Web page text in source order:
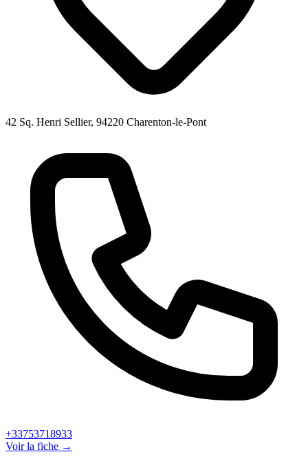
42 Sq. Henri Sellier, 94220 Charenton-le-Pont
+33753718933
Voir la fiche →